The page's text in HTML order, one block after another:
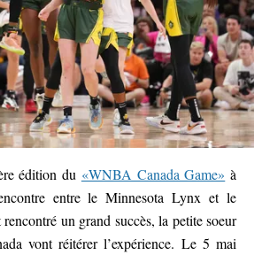
édition du «WNBA Canada Game» à
entre le Minnesota Lynx et le
un grand succès, la petite soeur
vont réitérer l’expérience. Le 5 mai